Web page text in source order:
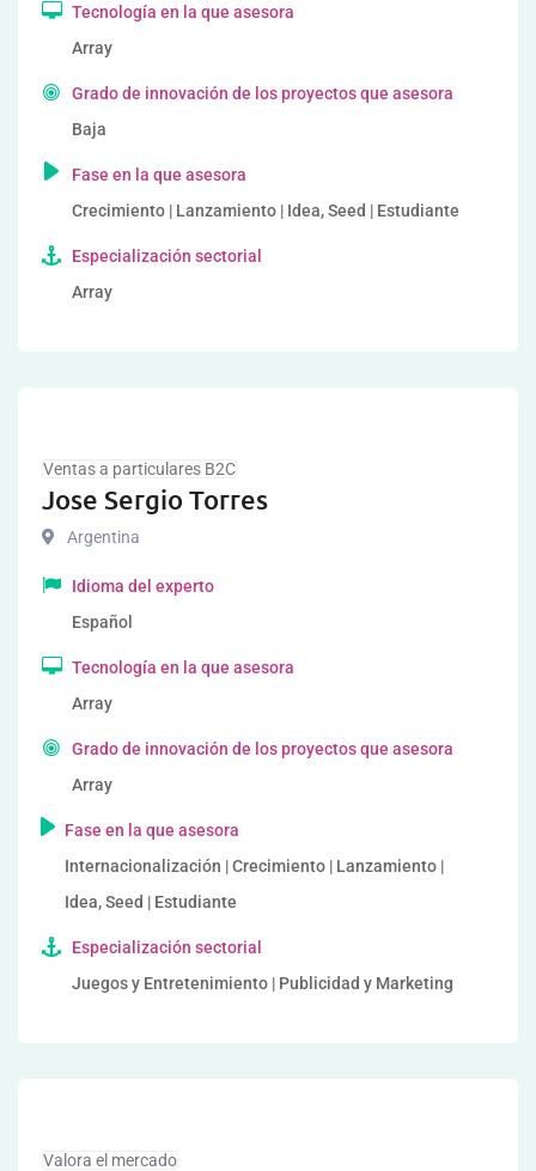
Tecnología en la que asesora
Array
Grado de innovación de los proyectos que asesora
Baja
Fase en la que asesora
Crecimiento | Lanzamiento | Idea, Seed | Estudiante
Especialización sectorial
Array
Ventas a particulares B2C
Jose Sergio Torres
Argentina
Idioma del experto
Español
Tecnología en la que asesora
Array
Grado de innovación de los proyectos que asesora
Array
Fase en la que asesora
Internacionalización | Crecimiento | Lanzamiento |
Idea, Seed | Estudiante
Especialización sectorial
Juegos y Entretenimiento | Publicidad y Marketing
Valora el mercado